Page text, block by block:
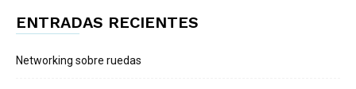
ENTRADAS RECIENTES
Networking sobre ruedas